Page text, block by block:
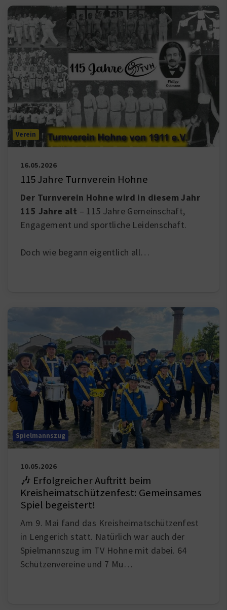
Verein
16.05.2026
115 Jahre Turnverein Hohne
Der Turnverein Hohne wird in diesem Jahr
115 Jahre alt – 115 Jahre Gemeinschaft,
Engagement und sportliche Leidenschaft.
Doch wie begann eigentlich all…
Spielmannszug
10.05.2026
🎶 Erfolgreicher Auftritt beim
Kreisheimatschützenfest: Gemeinsames
Spiel begeistert!
Am 9. Mai fand das Kreisheimatschützenfest
in Lengerich statt. Natürlich war auch der
Spielmannszug im TV Hohne mit dabei. 64
Schützenvereine und 7 Mu…